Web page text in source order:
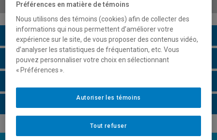
Description du cours
Horaire - Été 2026
Préférences en matière de témoins
Nous utilisons des témoins (cookies) afin de collecter des
informations qui nous permettent d’améliorer votre
expérience sur le site, de vous proposer des contenus vidéo,
d’analyser les statistiques de fréquentation, etc. Vous
pouvez personnaliser votre choix en sélectionnant
« Préférences ».
Tout refuser
Autoriser les témoins